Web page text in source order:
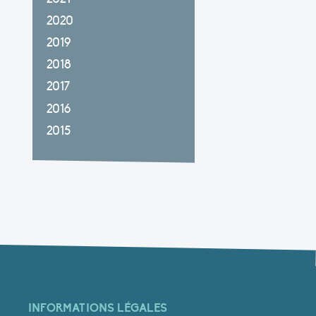
2020
2019
2018
2017
2016
2015
INFORMATIONS LÉGALES